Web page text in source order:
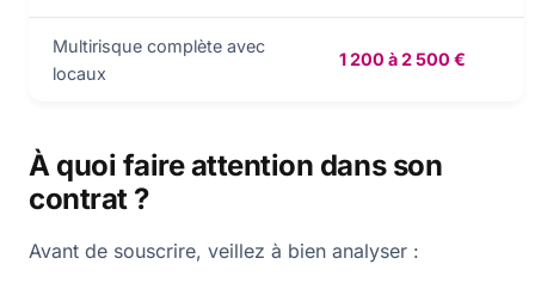
Multirisque complète avec
locaux
1 200 à 2 500 €
À quoi faire attention dans son
contrat ?
Avant de souscrire, veillez à bien analyser :